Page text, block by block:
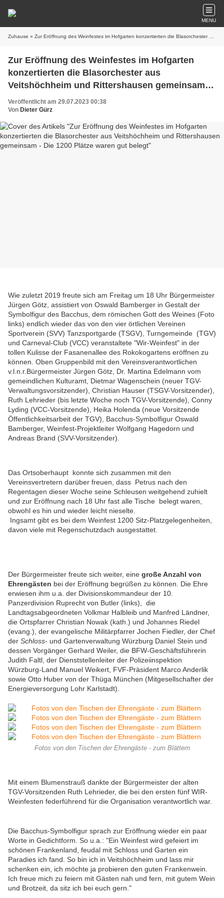
MENU
Zuhause » Zur Eröffnung des Weinfestes im Hofgarten konzertierten die Blasorchester aus Veitshöchheim und Rittershausen gemeinsam - Die 1200 Plätze waren gut belegt
Zur Eröffnung des Weinfestes im Hofgarten
konzertierten die Blasorchester aus
Veitshöchheim und Rittershausen gemeinsam -
Die 1200 Plätze waren gut belegt
Veröffentlicht am 29.07.2023 00:38
Von Dieter Gürz
Wie zuletzt 2019 freute sich am Freitag um 18 Uhr Bürgermeister
Jürgen Götz, assistiert von Oswald Bamberger in Gestalt der
Symbolfigur des Bacchus, dem römischen Gott des Weines (Foto
links) endlich wieder das von den vier örtlichen Vereinen
Sportverein (SVV) Tanzsportgarde (TSGV), Turngemeinde (TGV)
und Carneval-Club (VCC) veranstaltete "Wir-Weinfest" in der
tollen Kulisse der Fasanenallee des Rokokogartens eröffnen zu
können. Oben Gruppenbild mit den Vereinsverantwortlichen
v.l.n.r.Bürgermeister Jürgen Götz, Dr. Martina Edelmann vom
gemeindlichen Kulturamt, Dietmar Wagenschein (neuer TGV-
Verwaltungsvorsitzender), Christian Hauser (TSGV-Vorsitzender),
Ruth Lehrieder (bis letzte Woche noch TGV-Vorsitzende), Conny
Lyding (VCC-Vorsitzende), Heika Holenda (neue Vorsitzende
Öffentlichkeitsarbeit der TGV), Bacchus-Symbolfigur Oswald
Bamberger, Weinfest-Projektleiter Wolfgang Hagedorn und
Andreas Brand (SVV-Vorsitzender).
Das Ortsoberhaupt konnte sich zusammen mit den
Vereinsvertretern darüber freuen, dass Petrus nach den
Regentagen dieser Woche seine Schleusen weitgehend zuhielt
und zur Eröffnung nach 18 Uhr fast alle Tische belegt waren,
obwohl es hin und wieder leicht nieselte.
Ingsamt gibt es bei dem Weinfest 1200 Sitz-Platzgelegenheiten,
davon viele mit Regenschutzdach ausgestattet.
Der Bürgermeister freute sich weiter, eine große Anzahl von
Ehrengästen bei der Eröffnung begrüßen zu können. Die Ehre
erwiesen ihm u.a. der Divisionskommandeur der 10.
Panzerdivision Ruprecht von Butler (links), die
Landtagsabgeordneten Volkmar Halbleib und Manfred Ländner,
die Ortspfarrer Christian Nowak (kath.) und Johannes Riedel
(evang.), der evangelische Militärpfarrer Jochen Fiedler, der Chef
der Schloss- und Gartenverwaltung Würzburg Daniel Stein und
dessen Vorgänger Gerhard Weiler, die BFW-Geschäftsführerin
Judith Faltl, der Dienststellenleiter der Polizeiinspektion
Würzburg-Land Manuel Weikert, FVF-Präsident Marco Anderlik
sowie Otto Huber von der Thüga München (Mitgesellschafter der
Energieversorgung Lohr Karlstadt).
Fotos von den Tischen der Ehrengäste - zum Blättern
Mit einem Blumenstrauß dankte der Bürgermeister der alten
TGV-Vorsitzenden Ruth Lehrieder, die bei den ersten fünf WIR-
Weinfesten federführend für die Organisation verantwortlich war.
Die Bacchus-Symbolfigur sprach zur Eröffnung wieder ein paar
Worte in Gedichtform. So u.a.: "Ein Weinfest wird gefeiert im
schönen Frankenland, feudal mit Schloss und Garten ein
Paradies ich fand. So bin ich in Veitshöchheim und lass mir
schenken ein, ich möchte ja probieren den guten Frankenwein.
Ich freue mich zu feiern mit Gästen nah und fern, mit gutem Wein
und Brotzeit, da sitz ich bei euch gern."